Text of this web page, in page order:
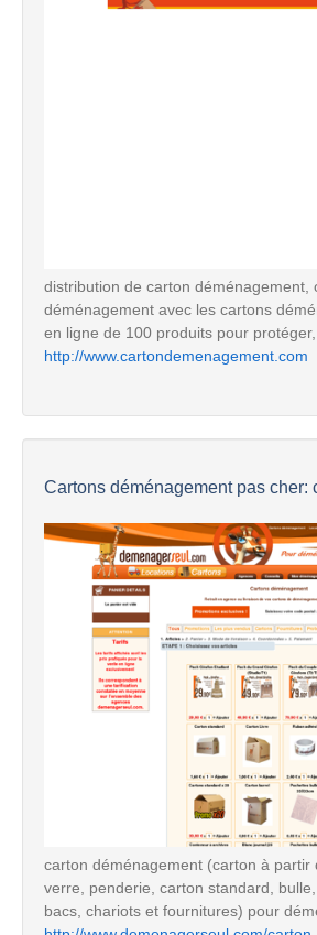
distribution de carton déménagement,
déménagement avec les cartons
en ligne de 100 produits pour protéger,
http://www.cartondemenagement.com
Cartons déménagement pas cher:
carton déménagement (carton à partir
verre, penderie, carton standard, bulle,
bacs, chariots et fournitures) pour